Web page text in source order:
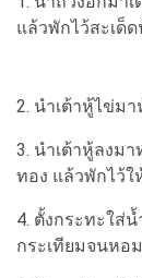
แล้วพักไว้สะเด็
2. นำเต้าหู้ไข่ม
3. นำเต้าหู้ลงม
ทอง แล้วพักไว้ใ
4. ตั้งกระทะใส่
กระเทียมจนหอม